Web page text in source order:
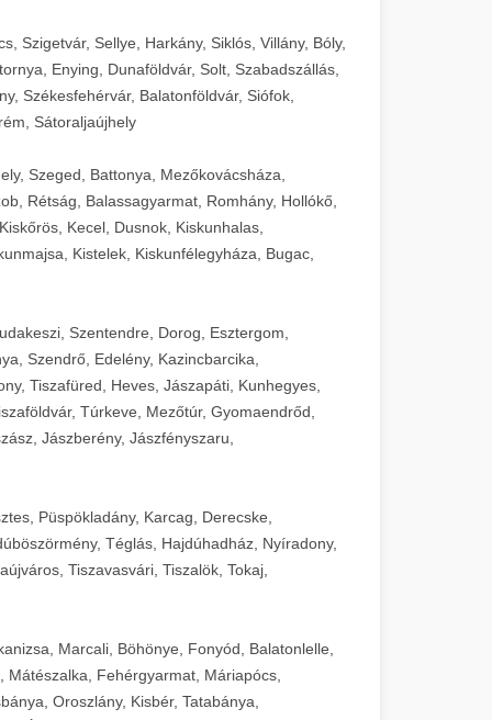
Szigetvár, Sellye, Harkány, Siklós, Villány, Bóly,
Enying, Dunaföldvár, Solt, Szabadszállás,
Székesfehérvár, Balatonföldvár, Siófok,
Sátoraljaújhely
Szeged, Battonya, Mezőkovácsháza,
Rétság, Balassagyarmat, Romhány, Hollókő,
Kecel, Dusnok, Kiskunhalas,
Kistelek, Kiskunfélegyháza, Bugac,
Szentendre, Dorog, Esztergom,
Szendrő, Edelény, Kazincbarcika,
Tiszafüred, Heves, Jászapáti, Kunhegyes,
Túrkeve, Mezőtúr, Gyomaendrőd,
Jászberény, Jászfényszaru,
Püspökladány, Karcag, Derecske,
Téglás, Hajdúhadház, Nyíradony,
Tiszavasvári, Tiszalök, Tokaj,
Marcali, Böhönye, Fonyód, Balatonlelle,
Fehérgyarmat, Máriapócs,
Oroszlány, Kisbér, Tatabánya,